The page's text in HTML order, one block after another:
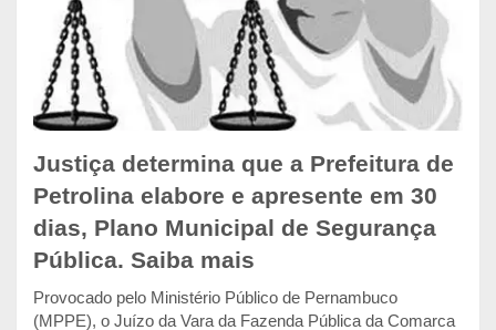
Justiça determina que a Prefeitura de
Petrolina elabore e apresente em 30
dias, Plano Municipal de Segurança
Pública. Saiba mais
Provocado pelo Ministério Público de Pernambuco
(MPPE), o Juízo da Vara da Fazenda Pública da Comarca